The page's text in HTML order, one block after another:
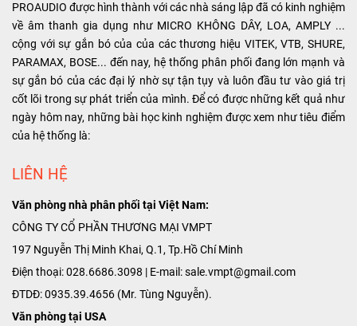
PROAUDIO được hình thành với các nhà sáng lập đã có kinh nghiệm
về âm thanh gia dụng như MICRO KHÔNG DÂY, LOA, AMPLY ...
cộng với sự gắn bó của của các thương hiệu VITEK, VTB, SHURE,
PARAMAX, BOSE... đến nay, hệ thống phân phối đang lớn mạnh và
sự gắn bó của các đại lý nhờ sự tận tụy và luôn đầu tư vào giá trị
cốt lõi trong sự phát triển của mình. Để có được những kết quả như
ngày hôm nay, những bài học kinh nghiệm được xem như tiêu điểm
của hệ thống là:
LIÊN HỆ
Văn phòng nhà phân phối tại Việt Nam:
CÔNG TY CỔ PHẦN THƯƠNG MẠI VMPT
197 Nguyễn Thị Minh Khai, Q.1, Tp.Hồ Chí Minh
Điện thoại: 028.6686.3098 | E-mail: sale.vmpt@gmail.com
ĐTDĐ: 0935.39.4656 (Mr. Tùng Nguyễn).
Văn phòng tại USA